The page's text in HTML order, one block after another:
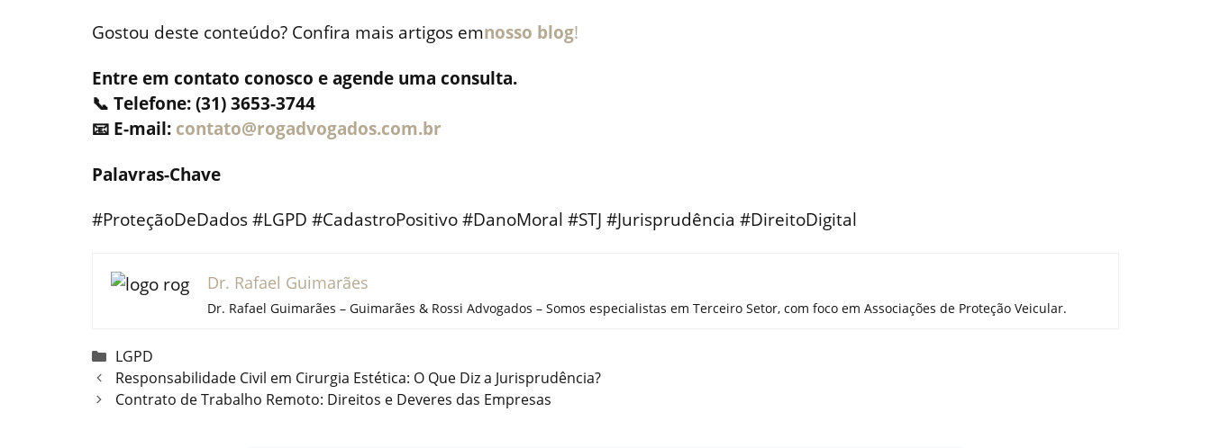
Gostou deste conteúdo? Confira mais artigos emnosso blog!
Entre em contato conosco e agende uma consulta.
📞 Telefone: (31) 3653-3744
📧 E-mail: contato@rogadvogados.com.br
Palavras-Chave
#ProteçãoDeDados #LGPD #CadastroPositivo #DanoMoral #STJ #Jurisprudência #DireitoDigital
Dr. Rafael Guimarães
Dr. Rafael Guimarães – Guimarães & Rossi Advogados – Somos especialistas em Terceiro Setor, com foco em Associações de Proteção Veicular.
Categorias
LGPD
Responsabilidade Civil em Cirurgia Estética: O Que Diz a Jurisprudência?
Contrato de Trabalho Remoto: Direitos e Deveres das Empresas